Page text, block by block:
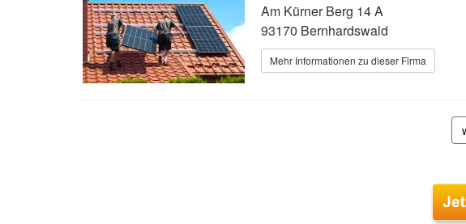
Am Kürner Berg 14 A
93170 Bernhardswald
Mehr Informationen zu dieser Firma